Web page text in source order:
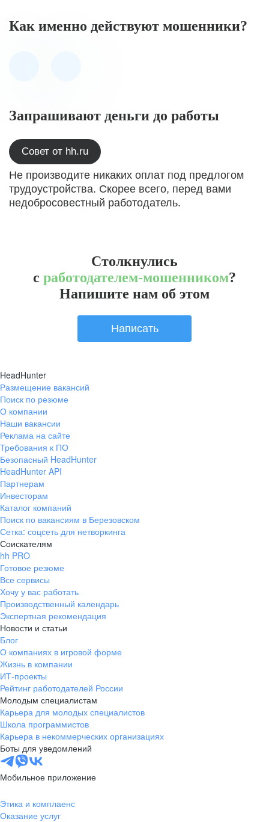
Как именно действуют мошенники?
Запрашивают деньги до работы
Совет от hh.ru
Не производите никаких оплат под предлогом
трудоустройства. Скорее всего, перед вами
недобросовестный работодатель.
Столкнулись
с работодателем-мошенником?
Напишите нам об этом
Написать
HeadHunter
Размещение вакансий
Поиск по резюме
О компании
Наши вакансии
Реклама на сайте
Требования к ПО
Безопасный HeadHunter
HeadHunter API
Партнерам
Инвесторам
Каталог компаний
Поиск по вакансиям в Березовском
Сетка: соцсеть для нетворкинга
Соискателям
hh PRO
Готовое резюме
Все сервисы
Хочу у вас работать
Производственный календарь
Экспертная рекомендация
Новости и статьи
Блог
О компаниях в игровой форме
Жизнь в компании
ИТ-проекты
Рейтинг работодателей России
Молодым специалистам
Карьера для молодых специалистов
Школа программистов
Карьера в некоммерческих организациях
Боты для уведомлений
Мобильное приложение
Этика и комплаенс
Оказание услуг